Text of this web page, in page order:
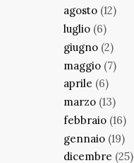
agosto (12)
luglio (6)
giugno (2)
maggio (7)
aprile (6)
marzo (13)
febbraio (16)
gennaio (19)
dicembre (25)